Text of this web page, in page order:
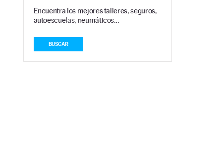
Encuentra los mejores talleres, seguros,
autoescuelas, neumáticos…
BUSCAR